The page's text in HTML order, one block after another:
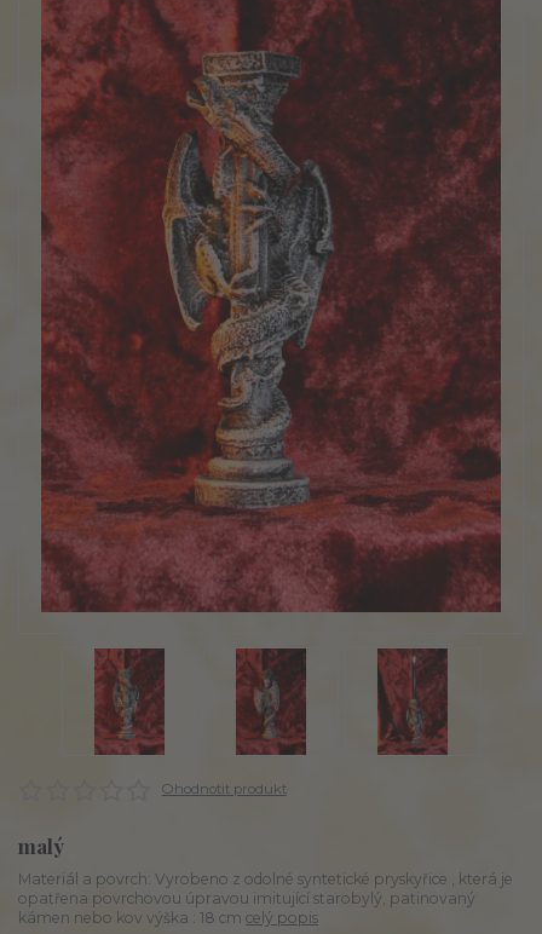
Ohodnotit produkt
malý
Materiál a povrch: Vyrobeno z odolné syntetické pryskyřice , která je
opatřena povrchovou úpravou imitující starobylý, patinovaný
kámen nebo kov výška : 18 cm celý popis